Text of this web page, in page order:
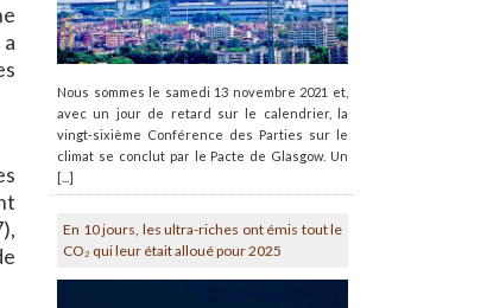
Nous sommes le samedi 13 novembre 2021 et,
avec un jour de retard sur le calendrier, la
vingt-sixième Conférence des Parties sur le
climat se conclut par le Pacte de Glasgow. Un
[...]
En 10 jours, les ultra-riches ont émis tout le
CO₂ qui leur était alloué pour 2025